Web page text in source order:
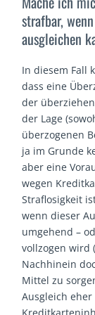
strafbar,
ausgleichen
In diesem Fall
dass eine
der
der Lage
überzogenen
ja im Grunde
aber eine
wegen
Straflosigkeit
wenn dieser
umgehend –
vollzogen wird
Nachhinein
Mittel zu
Ausgleich